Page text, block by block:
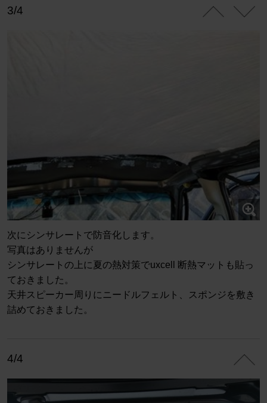
3/4
次にシンサレートで防音化します。
写真はありませんが
シンサレートの上に夏の熱対策でuxcell 断熱マットも貼っ
ておきました。
天井スピーカー周りにニードルフェルト、スポンジを敷き
詰めておきました。
4/4